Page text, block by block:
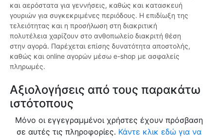
και αερόστατα για γεννήσεις, καθώς και κατασκευή
γουριών για συγκεκριμένες περιόδους. Η επιδίωξη της
τελειότητας και η προσήλωση στη διακριτική
πολυτέλεια χαρίζουν στο ανθοπωλείο διακριτή θέση
στην αγορά. Παρέχεται επίσης δυνατότητα αποστολής,
καθώς και online αγορών μέσω e-shop με ασφαλείς
πληρωμές.
Αξιολογήσεις από τους παρακάτω
ιστότοπους
Μόνο οι εγγεγραμμένοι χρήστες έχουν πρόσβαση
σε αυτές τις πληροφορίες. Κάντε κλικ εδώ για να